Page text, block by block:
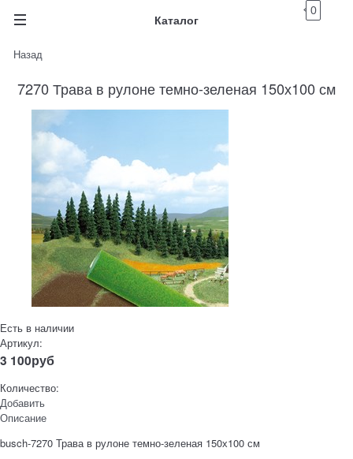
Каталог
0
Назад
7270 Трава в рулоне темно-зеленая 150х100 см
Есть в наличии
Артикул:
3 100руб
Количество:
Добавить
Описание
busch-7270 Трава в рулоне темно-зеленая 150х100 см